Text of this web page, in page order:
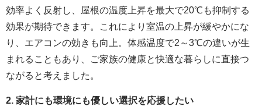
効率よく反射し、屋根の温度上昇を最大で20℃も抑制する
効果が期待できます。これにより室温の上昇が緩やかにな
り、エアコンの効きも向上。体感温度で2～3℃の違いが生
まれることもあり、ご家族の健康と快適な暮らしに直接つ
ながると考えました。
2. 家計にも環境にも優しい選択を応援したい